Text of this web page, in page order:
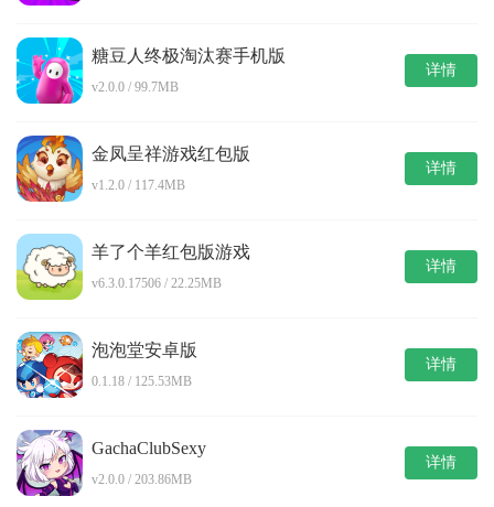
糖豆人终极淘汰赛手机版
v2.0.0 / 99.7MB
详情
金凤呈祥游戏红包版
v1.2.0 / 117.4MB
详情
羊了个羊红包版游戏
v6.3.0.17506 / 22.25MB
详情
泡泡堂安卓版
0.1.18 / 125.53MB
详情
GachaClubSexy
v2.0.0 / 203.86MB
详情